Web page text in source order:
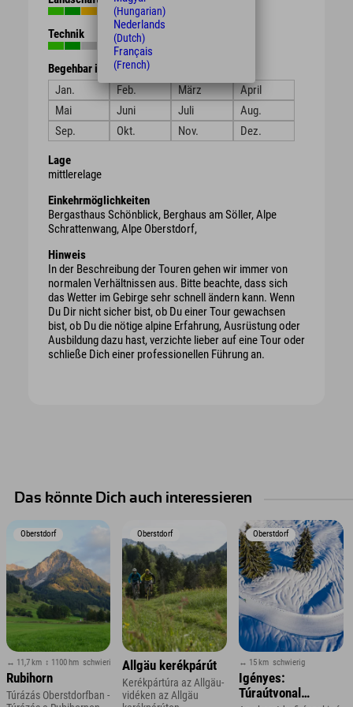
Technik
Begehbar in den Monaten
Jan.
Feb. März
April
Mai
Juni Juli
Aug.
Sep.
Okt. Nov. Dez.
Lage
mittlerelage
Einkehrmöglichkeiten
Bergasthaus Schönblick, Berghaus am Söller, Alpe
Schrattenwang, Alpe Oberstdorf,
Hinweis
In der Beschreibung der Touren gehen wir immer von
normalen Verhältnissen aus. Bitte beachte, dass sich
das Wetter im Gebirge sehr schnell ändern kann. Wenn
Du Dir nicht sicher bist, ob Du einer Tour gewachsen
bist, ob Du die nötige alpine Erfahrung, Ausrüstung oder
Ausbildung dazu hast, verzichte lieber auf eine Tour oder
schließe Dich einer professionellen Führung an.
Das könnte Dich auch interessieren
Oberstdorf
↔ 11,7 km ↕ 1100 hm schwierig
Rubihorn
Túrázás Oberstdorfban -
Oberstdorf
Allgäu kerékpárút
Kerékpártúra az Allgäu-
vidéken az Allgäu
Oberstdorf
↔ 15 km schwierig
Igényes:
Túraútvonal
(Hungarian)
Nederlands
(Dutch)
Français
(French)